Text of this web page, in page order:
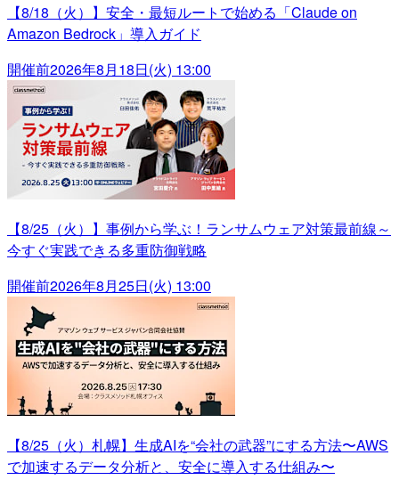
【8/18（火）】安全・最短ルートで始める「Claude on
Amazon Bedrock」導入ガイド
開催前2026年8月18日(火) 13:00
【8/25（火）】事例から学ぶ！ランサムウェア対策最前線～
今すぐ実践できる多重防御戦略
開催前2026年8月25日(火) 13:00
【8/25（火）札幌】生成AIを“会社の武器”にする方法〜AWS
で加速するデータ分析と、安全に導入する仕組み〜